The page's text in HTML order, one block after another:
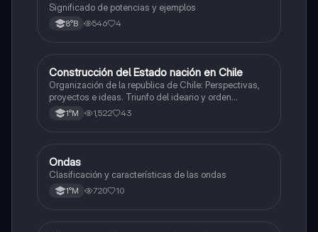
Significado de potencias y ejemplos
8°B 546 4
Historia
Construcción del Estado nación en Chile
Organización de la republica de Chile: Perspectivas,
proyectos e ideas. Triunfo del ideario y orden
conservador. Constitución de 1833. "Era Portaliana"
1°M 1,522 43
Física
Ondas
Clasificación y características de las ondas
1°M 720 10